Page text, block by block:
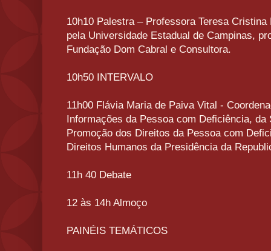
10h10 Palestra – Professora Teresa
pela Universidade Estadual de Campinas,
Fundação Dom Cabral e Consultora.
10h50 INTERVALO
11h00 Flávia Maria de Paiva Vital -
Informações da Pessoa com Deficiência, da
Promoção dos Direitos da Pessoa com
Direitos Humanos da Presidência da
11h 40 Debate
12 às 14h Almoço
PAINÉIS TEMÁTICOS